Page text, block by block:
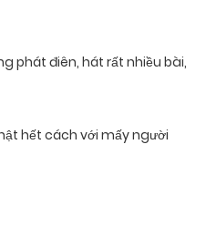
phát điên, hát rất nhiều bài,
hết cách với mấy người